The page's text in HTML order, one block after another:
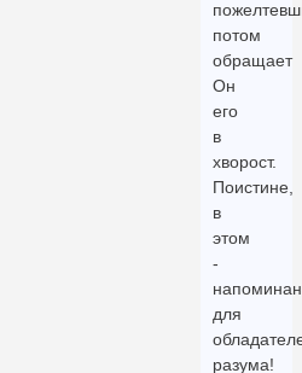
потом
обращает
Он
его
в
хворост.
Поистине,
в
этом
-
для
разума!